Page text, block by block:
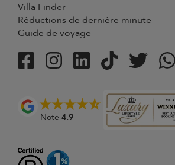
Villa Finder
Réductions de dernière minute
Guide de voyage
Note 4.9